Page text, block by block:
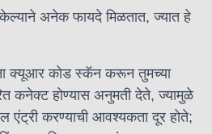
अनेक फायदे मिळतात, ज्यात हे
क्यूआर कोड स्कॅन करून तुमच्या
कनेक्ट होण्यास अनुमती देते, ज्यामुळे
एंट्री करण्याची आवश्यकता दूर होते;